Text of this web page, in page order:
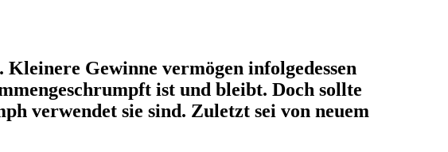
Gewinne vermögen infolgedessen
ist und bleibt. Doch sollte
verwendet sie sind. Zuletzt sei von neuem